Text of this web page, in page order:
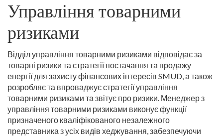
Управління товарними
ризиками
Відділ управління товарними ризиками відповідає за
товарні ризики та стратегії постачання та продажу
енергії для захисту фінансових інтересів SMUD, а також
розробляє та впроваджує стратегії управління
товарними ризиками та звітує про ризики. Менеджер з
управління товарними ризиками виконує функції
призначеного кваліфікованого незалежного
представника з усіх видів хеджування, забезпечуючи